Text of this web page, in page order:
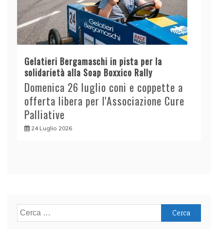
Gelatieri Bergamaschi in pista per la
solidarietà alla Soap Boxxico Rally
Domenica 26 luglio coni e coppette a
offerta libera per l'Associazione Cure
Palliative
24 Luglio 2026
Ricerca
per: